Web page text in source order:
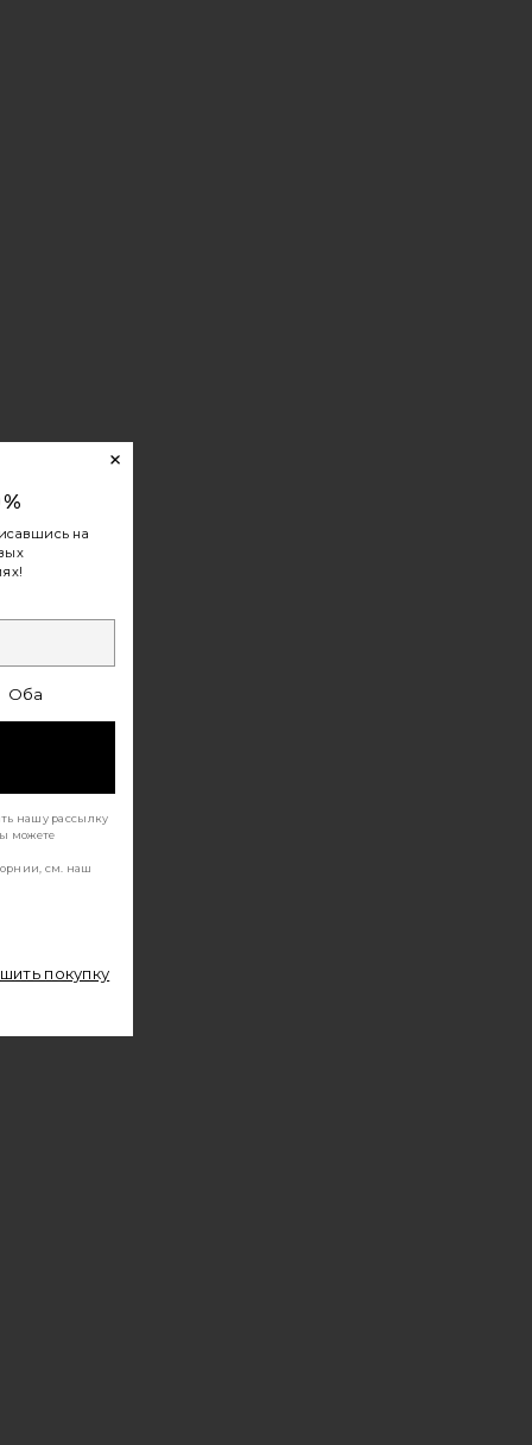
на
Оба
нашу рассылку
можете
см. наш
покупку